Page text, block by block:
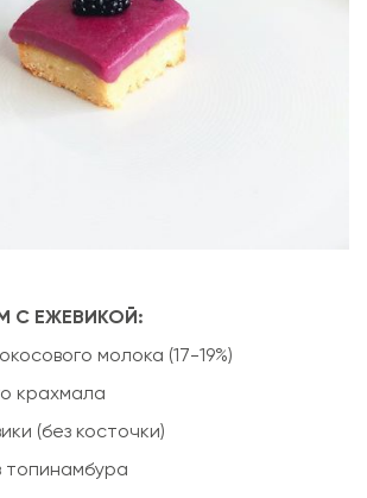
С ЕЖЕВИКОЙ:
молока (17-19%)
крахмала
(без косточки)
топинамбура